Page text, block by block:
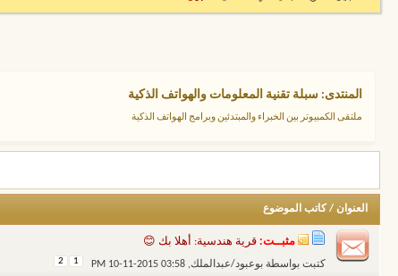
المنتدى: سبلة تقنية المعلومات والهواتف الذكية
ملتقى الكمبيوتر بين الخبراء والمبتدئين وبرامج الهواتف الذكية
العنوان / كاتب الموضوع
مثبــت: قرية هندسية: أهلا بك 😊
كتبت بواسطة بوعبود/عبدالملك‏, 10-11-2015 03:58 PM
1
2